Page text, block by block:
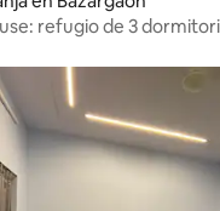
refugio de 3